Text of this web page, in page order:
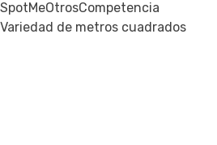
SpotMeOtrosCompetencia
Variedad de metros cuadrados